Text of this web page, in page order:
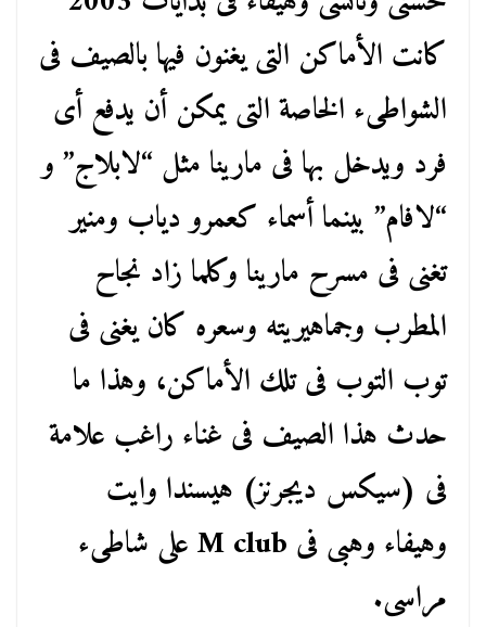
كانت الأماكن التى يغنون فيها بالصيف فى
الشواطىء الخاصة التى يمكن أن يدفع أى
فرد ويدخل بها فى مارينا مثل “لابلاج” و
“لافام” بينما أسماء كعمرو دياب ومنير
تغنى فى مسرح مارينا وكلما زاد نجاح
المطرب وجماهيريته وسعره كان يغنى فى
توب التوب فى تلك الأماكن، وهذا ما
حدث هذا الصيف فى غناء راغب علامة
فى (سيكس ديجرنز) هيسندا وايت
وهيفاء وهبى فى M club على شاطىء
مراسى.